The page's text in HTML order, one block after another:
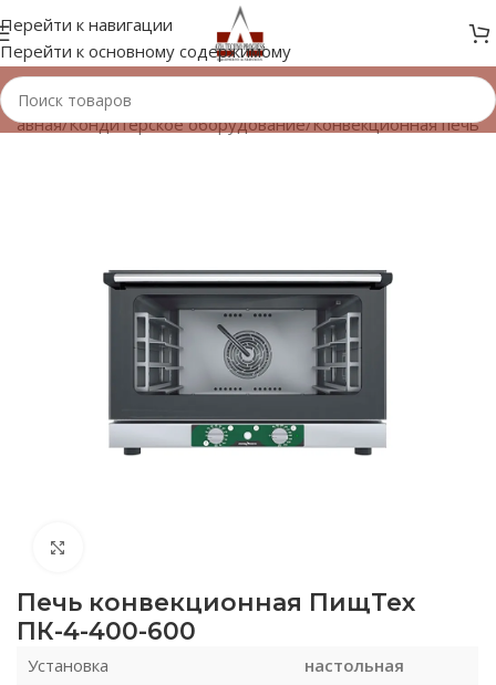
Перейти к навигации
Перейти к основному содержимому
/Кондитерское оборудование/Конвекционная печь
Печь конвекционная ПищТех
ПК-4-400-600
Установка
настольная